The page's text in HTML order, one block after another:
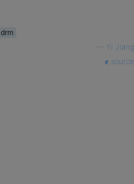
drm
Yi Jiang
source